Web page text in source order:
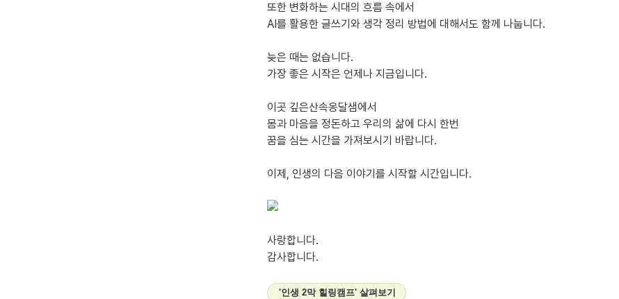
또한 변화하는 시대의 흐름 속에서
AI를 활용한 글쓰기와 생각 정리 방법에 대해서도 함께 나눕니다.
늦은 때는 없습니다.
가장 좋은 시작은 언제나 지금입니다.
이곳 깊은산속옹달샘에서
몸과 마음을 정돈하고 우리의 삶에 다시 한번
꿈을 심는 시간을 가져보시기 바랍니다.
이제, 인생의 다음 이야기를 시작할 시간입니다.
사랑합니다.
감사합니다.
'인생 2막 힐링캠프' 살펴보기